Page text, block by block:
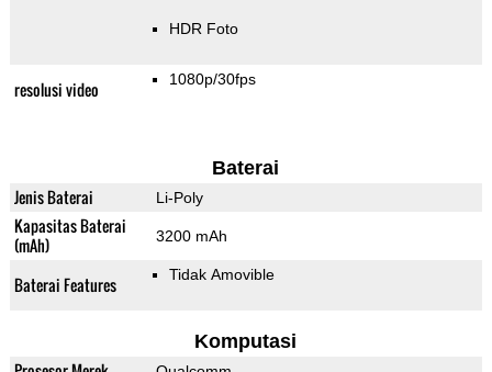
HDR Foto
resolusi video 1080p/30fps
Baterai
Jenis Baterai Li-Poly
Kapasitas Baterai
(mAh)
3200 mAh
Baterai Features Tidak Amovible
Komputasi